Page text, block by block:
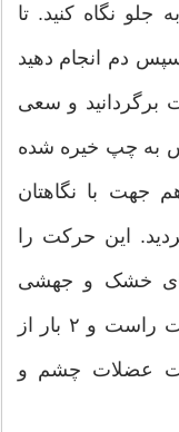
جلو نگاه کنید. تا
دم انجام دهید
و سعی
به چپ خیره شده
جهت با نگاهتان
این حرکت را
خشک و جهشی
دوری کنید. این عمل را ۲ بار از سمت راست و ۲ بار از
عضلات چشم و